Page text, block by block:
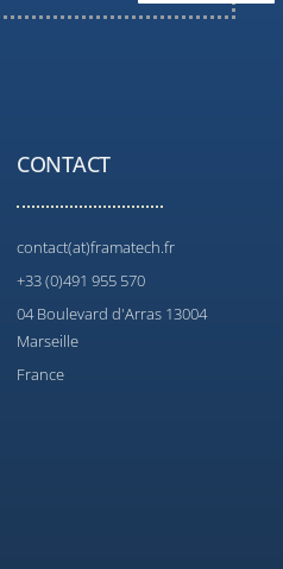
CONTACT
contact(at)framatech.fr
+33 (0)491 955 570
04 Boulevard d'Arras 13004
Marseille
France